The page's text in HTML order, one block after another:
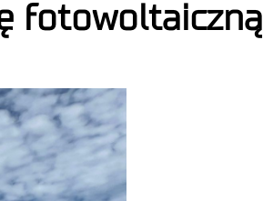
fotowoltaiczną